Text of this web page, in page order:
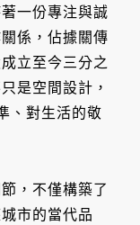
一份專注與誠
係，佔據關傳
立至今三分之
是空間設計，
、對生活的敬
，不僅構築了
市的當代品